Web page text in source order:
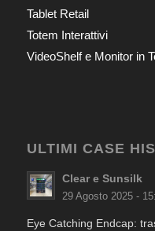
Tablet Retail
Totem Interattivi
VideoShelf e Monitor in
ULTIMI CASE
Clear e Sunsilk
29 Agosto 2025 -
Eye Catching Endcap: